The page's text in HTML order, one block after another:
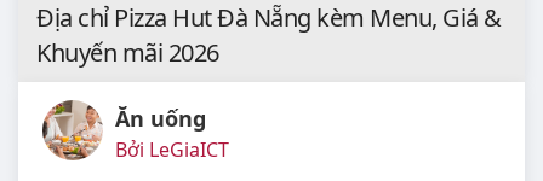
Địa chỉ Pizza Hut Đà Nẵng kèm Menu, Giá &
Khuyến mãi 2026
Ăn uống
Bởi LeGiaICT